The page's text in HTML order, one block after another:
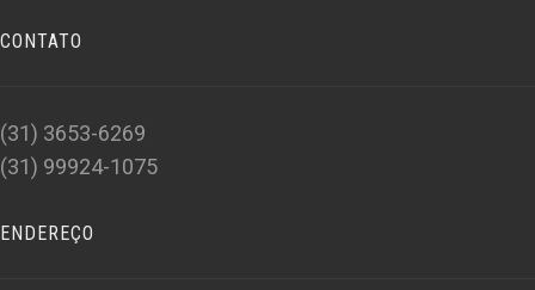
CONTATO
(31) 3653-6269
(31) 99924-1075
ENDEREÇO